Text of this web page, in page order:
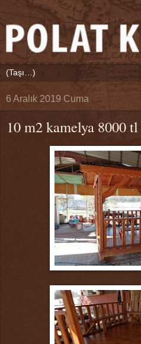
6 Aralık 2019 Cuma
10 m2 kamelya 8000 tl